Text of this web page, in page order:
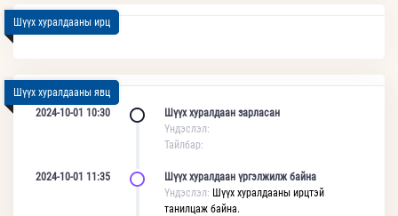
Шүүх хуралдааны ирц
Шүүх хуралдааны явц
2024-10-01 10:30
Шүүх хуралдаан зарласан
Үндэслэл:
Тайлбар:
2024-10-01 11:35
Шүүх хуралдаан үргэлжилж байна
Үндэслэл: Шүүх хуралдааны ирцтэй
танилцаж байна.